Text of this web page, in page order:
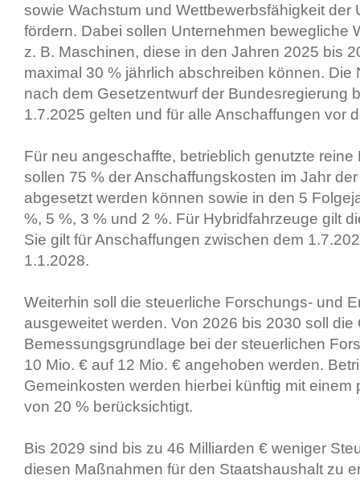
sowie Wachstum und Wettbewerbsfähigkeit der
fördern. Dabei sollen Unternehmen bewegliche
z. B. Maschinen, diese in den Jahren 2025 bis
maximal 30 % jährlich abschreiben können. Die
nach dem Gesetzentwurf der Bundesregierung
1.7.2025 gelten und für alle Anschaffungen vor
Für neu angeschaffte, betrieblich genutzte reine
sollen 75 % der Anschaffungskosten im Jahr
abgesetzt werden können sowie in den 5
%, 5 %, 3 % und 2 %. Für Hybridfahrzeuge gilt
Sie gilt für Anschaffungen zwischen dem
1.1.2028.
Weiterhin soll die steuerliche Forschungs- und
ausgeweitet werden. Von 2026 bis 2030 soll die
Bemessungsgrundlage bei der steuerlichen
10 Mio. € auf 12 Mio. € angehoben werden.
Gemeinkosten werden hierbei künftig mit einem
von 20 % berücksichtigt.
Bis 2029 sind bis zu 46 Milliarden € weniger
diesen Maßnahmen für den Staatshaushalt zu